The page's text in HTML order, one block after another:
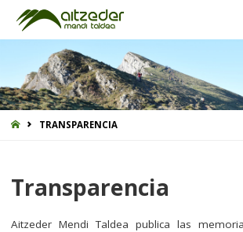
INICIOTRANSPARENCIA
Transparencia
Aitzeder Mendi Taldea publica las